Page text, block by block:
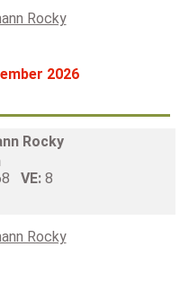
2026
Rocky
VE: 8